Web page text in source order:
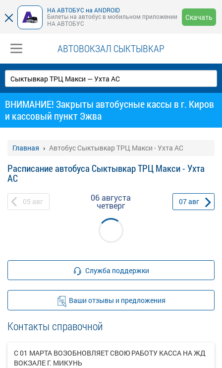
НА АВТОБУС на ANDROID
Билеты на автобус в мобильном приложении
НА АВТОБУС
Скачать
АВТОВОКЗАЛ СЫКТЫВКАР
ВНИМАНИЕ! Закрыты автобусные кассы в г. Киров
и кассовый пункт Эжва
Главная Автобус Сыктывкар ТРЦ Макси - Ухта АС
Расписание автобуса Сыктывкар ТРЦ Макси - Ухта
АС
05 авг 06 августа
четверг 07авг
Служба поддержки
Ваши отзывы и предложения
Контакты справочной
С 01 МАРТА ВОЗОБНОВЛЯЕТ СВОЮ РАБОТУ КАССА НА ЖД
ВОКЗАЛЕ Г. МИКУНЬ